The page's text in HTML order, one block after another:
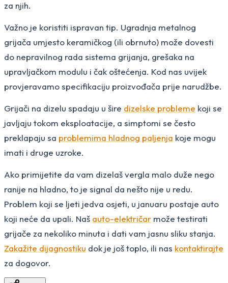
za njih.
Važno je koristiti ispravan tip. Ugradnja metalnog
grijača umjesto keramičkog (ili obrnuto) može dovesti
do nepravilnog rada sistema grijanja, grešaka na
upravljačkom modulu i čak oštećenja. Kod nas uvijek
provjeravamo specifikaciju proizvođača prije narudžbe.
Grijači na dizelu spadaju u šire dizelske probleme koji se
javljaju tokom eksploatacije, a simptomi se često
preklapaju sa problemima hladnog paljenja koje mogu
imati i druge uzroke.
Ako primijetite da vam dizelaš vergla malo duže nego
ranije na hladno, to je signal da nešto nije u redu.
Problem koji se ljeti jedva osjeti, u januaru postaje auto
koji neće da upali. Naš auto-električar može testirati
grijače za nekoliko minuta i dati vam jasnu sliku stanja.
Zakažite dijagnostiku dok je još toplo, ili nas kontaktirajte
za dogovor.